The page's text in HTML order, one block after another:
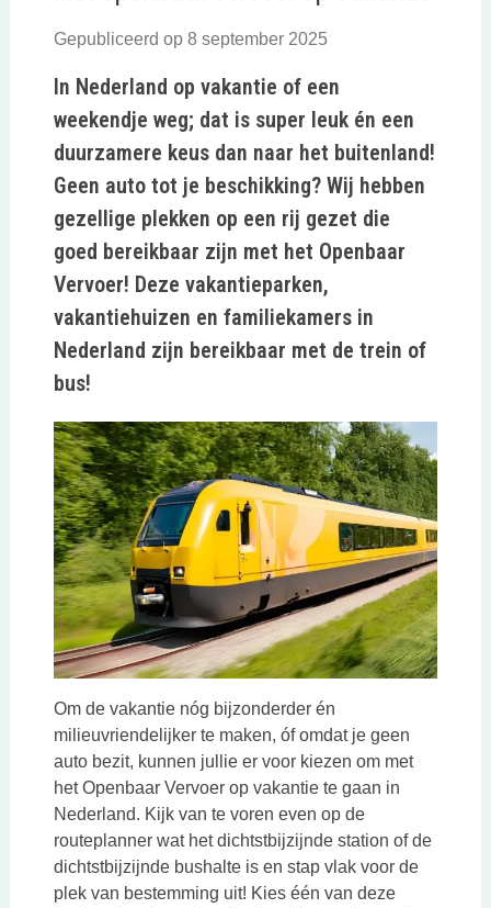
Gepubliceerd op 8 september 2025
In Nederland op vakantie of een
weekendje weg; dat is super leuk én een
duurzamere keus dan naar het buitenland!
Geen auto tot je beschikking? Wij hebben
gezellige plekken op een rij gezet die
goed bereikbaar zijn met het Openbaar
Vervoer! Deze vakantieparken,
vakantiehuizen en familiekamers in
Nederland zijn bereikbaar met de trein of
bus!
Om de vakantie nóg bijzonderder én
milieuvriendelijker te maken, óf omdat je geen
auto bezit, kunnen jullie er voor kiezen om met
het Openbaar Vervoer op vakantie te gaan in
Nederland. Kijk van te voren even op de
routeplanner wat het dichtstbijzijnde station of de
dichtstbijzijnde bushalte is en stap vlak voor de
plek van bestemming uit! Kies één van deze